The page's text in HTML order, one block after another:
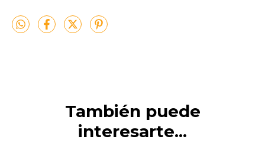
También puede
interesarte...